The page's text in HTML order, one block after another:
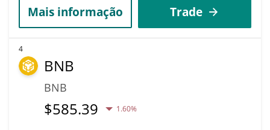
Mais informação Trade
4
BNB
BNB
$585.39 1.60%